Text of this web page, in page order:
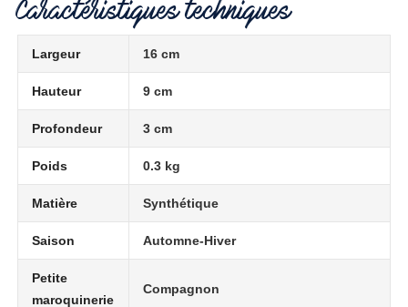
Caractéristiques techniques
Largeur 16 cm
Hauteur 9 cm
Profondeur 3 cm
Poids 0.3 kg
Matière Synthétique
Saison Automne-Hiver
Petite
maroquinerie
Compagnon